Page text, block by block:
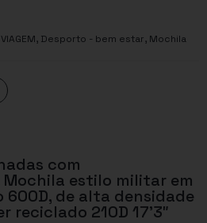
, Desporto - bem estar, Mochila
com
Mochila estilo militar em
de alta densidade
reciclado 210D 17’3″